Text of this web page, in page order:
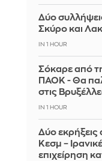
Δύο
Σκύρο και
IN 1 HOUR
Σόκαρε από
ΠΑΟΚ - Θα
στις
IN 1 HOUR
Δύο εκρήξεις
Κεσμ –
επιχείρηση